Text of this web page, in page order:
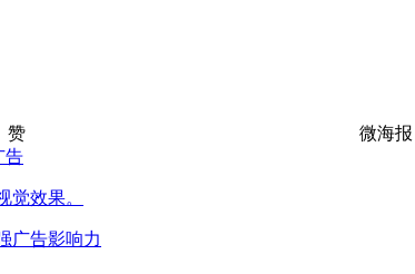
赞
微海报
告
觉效果。
广告影响力